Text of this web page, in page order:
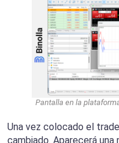
Pantalla en la
Una vez colocado el
cambiado. Aparecerá